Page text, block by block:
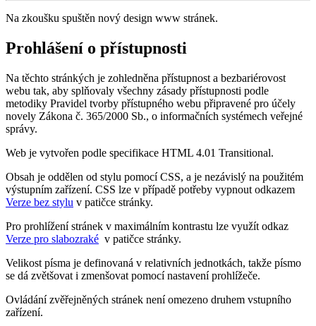
Na zkoušku spuštěn nový design www stránek.
Prohlášení o přístupnosti
Na těchto stránkých je zohledněna přístupnost a bezbariérovost
webu tak, aby splňovaly všechny zásady přístupnosti podle
metodiky Pravidel tvorby přístupného webu připravené pro účely
novely Zákona č. 365/2000 Sb., o informačních systémech veřejné
správy.
Web je vytvořen podle specifikace HTML 4.01 Transitional.
Obsah je oddělen od stylu pomocí CSS, a je nezávislý na použitém
výstupním zařízení. CSS lze v případě potřeby vypnout odkazem
Verze bez stylu v patičce stránky.
Pro prohlížení stránek v maximálním kontrastu lze využít odkaz
Verze pro slabozraké v patičce stránky.
Velikost písma je definovaná v relativních jednotkách, takže písmo
se dá zvětšovat i zmenšovat pomocí nastavení prohlížeče.
Ovládání zvěřejněných stránek není omezeno druhem vstupního
zařízení.